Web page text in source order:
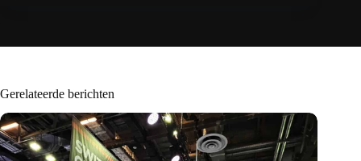
Gerelateerde berichten